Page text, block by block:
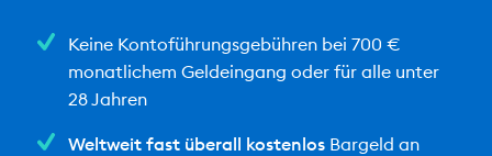
Keine Kontoführungsgebühren bei 700 €
monatlichem Geldeingang oder für alle unter
28 Jahren
Weltweit fast überall kostenlosBargeld an